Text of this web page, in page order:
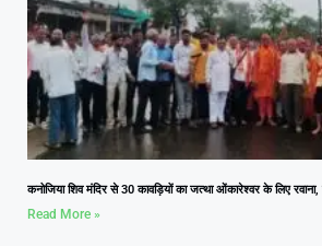
कनोजिया शिव मंदिर से 30 कावड़ियों का जत्था ओंकारेश्वर के लिए
Read More »